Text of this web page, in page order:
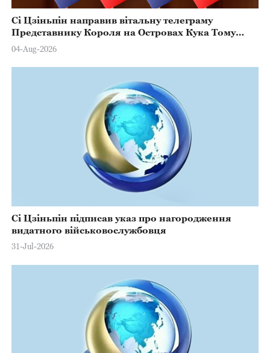
Сі Цзіньпін направив вітальну телеграму
Представнику Короля на Островах Кука Тому
Марстерсу з нагоди Дня Конституції
04-Aug-2026
Сі Цзіньпін підписав указ про нагородження
видатного військовослужбовця
31-Jul-2026